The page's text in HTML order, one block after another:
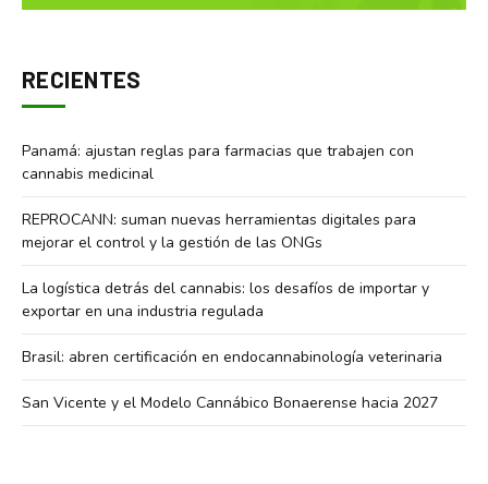
RECIENTES
Panamá: ajustan reglas para farmacias que trabajen con
cannabis medicinal
REPROCANN: suman nuevas herramientas digitales para
mejorar el control y la gestión de las ONGs
La logística detrás del cannabis: los desafíos de importar y
exportar en una industria regulada
Brasil: abren certificación en endocannabinología veterinaria
San Vicente y el Modelo Cannábico Bonaerense hacia 2027